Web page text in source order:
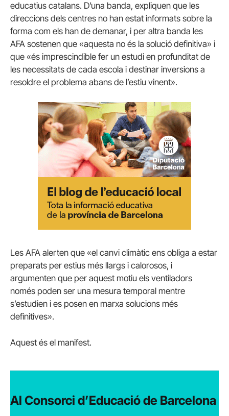
educatius catalans. D’una banda, expliquen que les
direccions dels centres no han estat informats sobre la
forma com els han de demanar, i per altra banda les
AFA sostenen que «aquesta no és la solució definitiva» i
que «és imprescindible fer un estudi en profunditat de
les necessitats de cada escola i destinar inversions a
resoldre el problema abans de l’estiu vinent».
Les AFA alerten que «el canvi climàtic ens obliga a estar
preparats per estius més llargs i calorosos, i
argumenten que per aquest motiu els ventiladors
només poden ser una mesura temporal mentre
s’estudien i es posen en marxa solucions més
definitives».
Aquest és el manifest.
Al Consorci d’Educació de Barcelona